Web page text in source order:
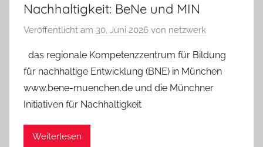
Nachhaltigkeit: BeNe und MIN
Veröffentlicht am 30. Juni 2026 von netzwerk
das regionale Kompetenzzentrum für Bildung
für nachhaltige Entwicklung (BNE) in München
www.bene-muenchen.de und die Münchner
Initiativen für Nachhaltigkeit
Weiterlesen